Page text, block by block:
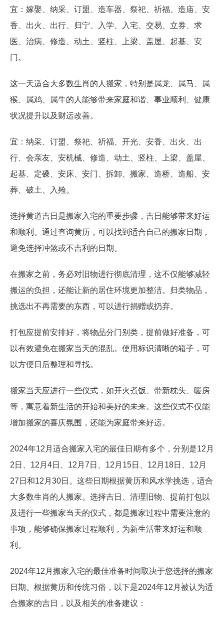
宜：嫁娶、纳采、订盟、造车器、祭祀、祈福、造庙、安
香、出火、出行、归宁、入学、入宅、交易、立券、求
医、治病、修造、动土、竖柱、上梁、盖屋、起基、安
门。
这一天适合大多数生肖的人搬家，特别是属龙、属马、属
猴、属鸡、属牛的人能够带来家庭和谐、事业顺利、健康
状况提升以及财运改善。
宜：纳采、订盟、祭祀、祈福、开光、安香、出火、出
行、会亲友、安机械、修造、动土、竖柱、上梁、盖屋、
起基、定磉、安床、安门、拆卸、搬家、造桥、造船、安
葬、破土、入殓。
选择黄道吉日是搬家入宅的重要步骤，吉日能够带来好运
和顺利。通过查询黄历，可以找到适合自己的搬家日期，
避免选择冲煞或不吉利的日期。
在搬家之前，务必对旧物进行彻底清理，这不仅能够减轻
搬运的负担，还能让新的居住环境更加整洁。归类物品，
挑选出不再需要的东西，可以进行捐赠或扔弃。
打包应提前安排好，将物品分门别类，提前做好准备，可
以有效避免在搬家当天的混乱。使用标识清晰的箱子，可
以方便日后整理和寻找。
搬家当天应进行一些仪式，如开火煮饭、带新枕头、暖房
等，寓意着新生活的开始和美好的未来。这些仪式不仅能
增加搬家的喜庆氛围，还能为家庭带来好运。
2024年12月适合搬家入宅的最佳日期有多个，分别是12月
2日、12月4日、12月7日、12月15日、12月18日、12月
27日和12月30日。这些日期根据黄历和风水学挑选，适合
大多数生肖的人搬家。选择吉日、清理旧物、提前打包以
及进行一些搬家当天的仪式，都是搬家过程中需要注意的
事项，能够确保搬家过程顺利，为新生活带来好运和顺
利。
2024年12月搬家入宅的最佳准备时间取决于您选择的搬家
日期。根据黄历和传统习俗，以下是2024年12月被认为适
合搬家的吉日，以及相关的准备建议：